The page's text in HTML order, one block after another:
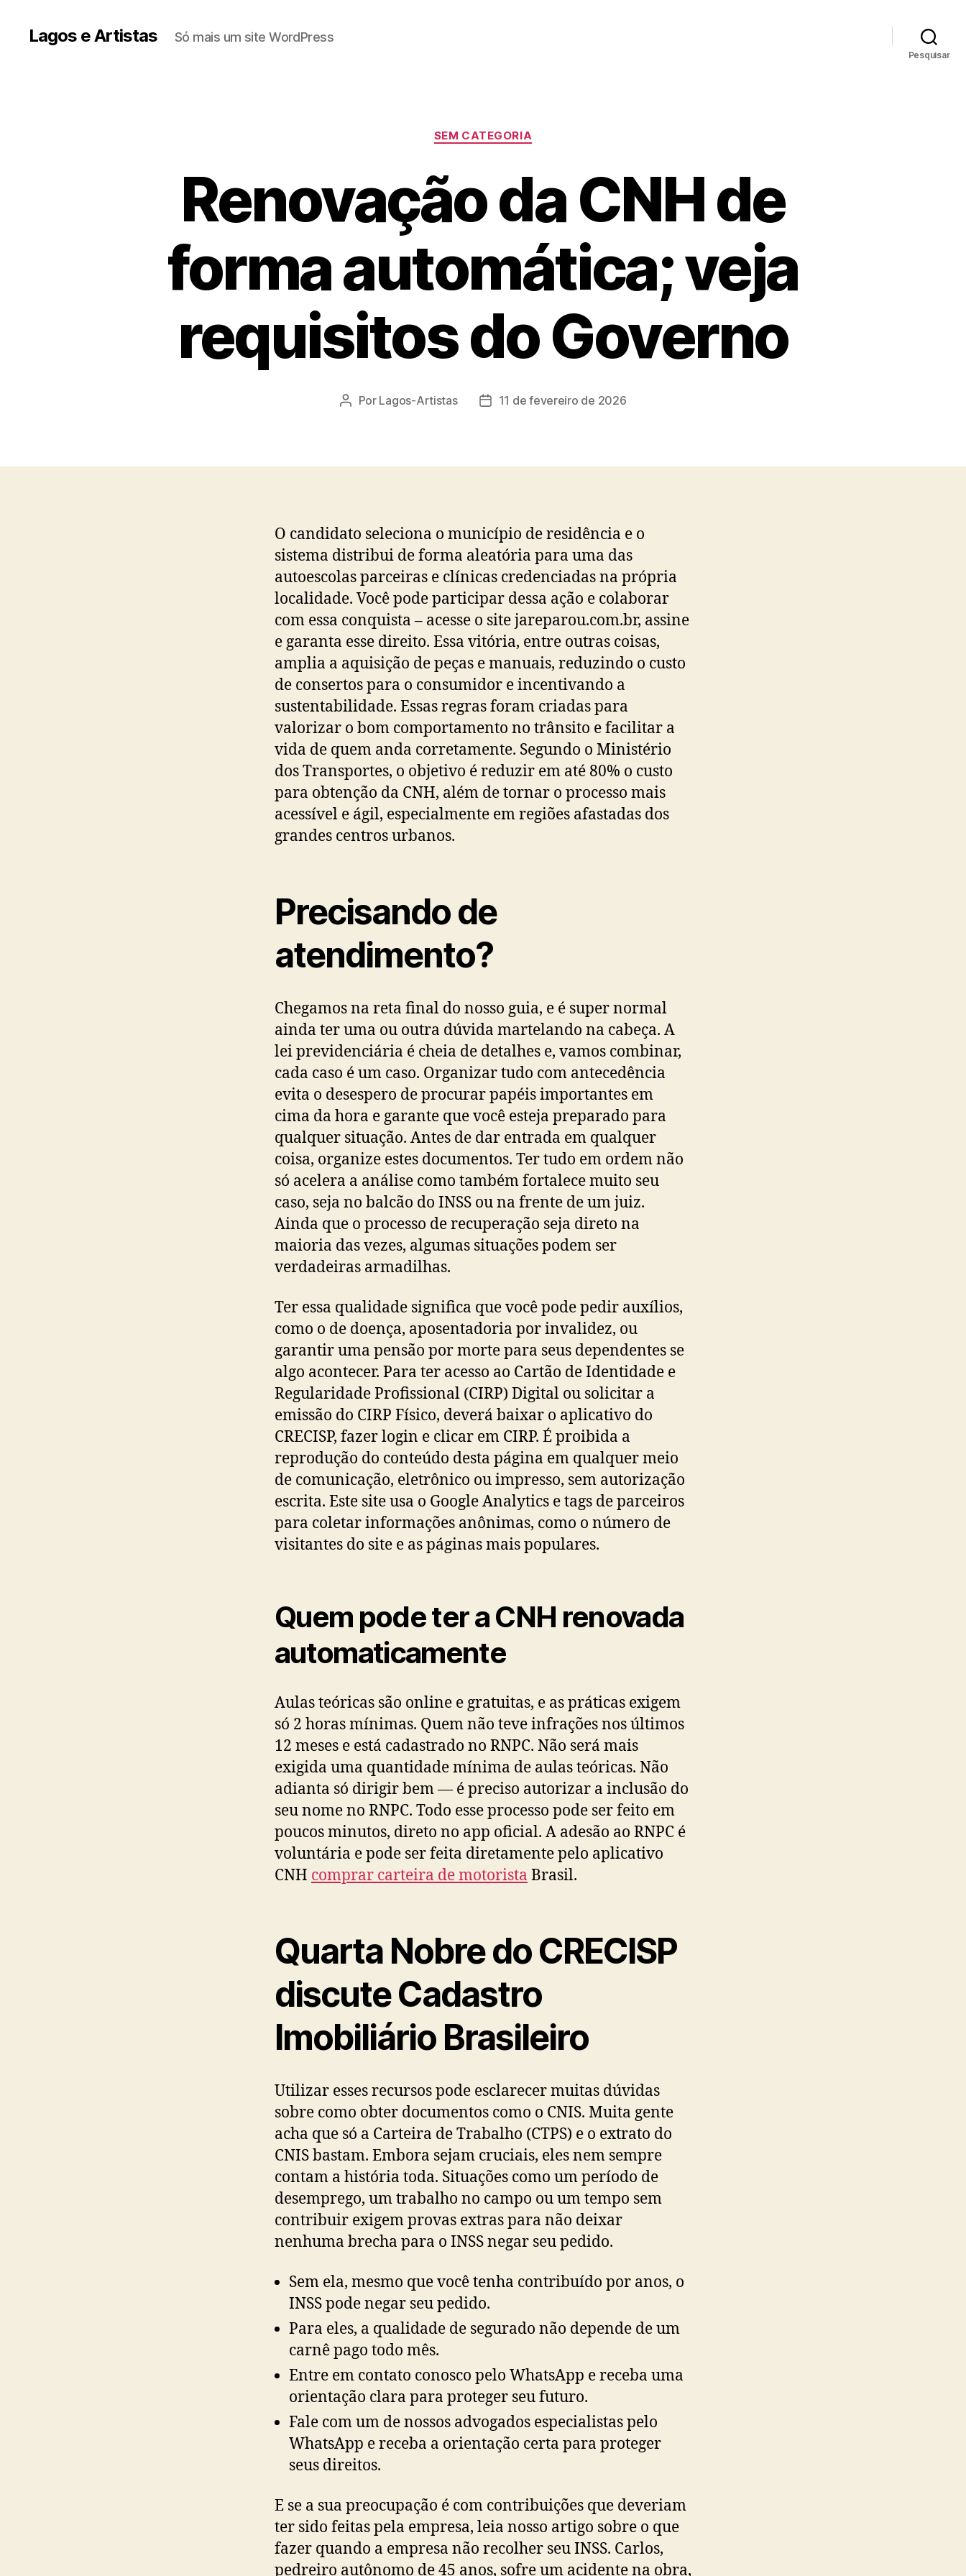
Lagos e Artistas Só mais um site WordPress
Pesquisar
Categorias
SEM CATEGORIA
Renovação da CNH de
forma automática; veja
requisitos do Governo
Autor
Por Lagos-Artistas
Data11 de fevereiro de 2026
O candidato seleciona o município de residência e o
sistema distribui de forma aleatória para uma das
autoescolas parceiras e clínicas credenciadas na própria
localidade. Você pode participar dessa ação e colaborar
com essa conquista – acesse o site jareparou.com.br, assine
e garanta esse direito. Essa vitória, entre outras coisas,
amplia a aquisição de peças e manuais, reduzindo o custo
de consertos para o consumidor e incentivando a
sustentabilidade. Essas regras foram criadas para
valorizar o bom comportamento no trânsito e facilitar a
vida de quem anda corretamente. Segundo o Ministério
dos Transportes, o objetivo é reduzir em até 80% o custo
para obtenção da CNH, além de tornar o processo mais
acessível e ágil, especialmente em regiões afastadas dos
grandes centros urbanos.
Precisando de
atendimento?
Chegamos na reta final do nosso guia, e é super normal
ainda ter uma ou outra dúvida martelando na cabeça. A
lei previdenciária é cheia de detalhes e, vamos combinar,
cada caso é um caso. Organizar tudo com antecedência
evita o desespero de procurar papéis importantes em
cima da hora e garante que você esteja preparado para
qualquer situação. Antes de dar entrada em qualquer
coisa, organize estes documentos. Ter tudo em ordem não
só acelera a análise como também fortalece muito seu
caso, seja no balcão do INSS ou na frente de um juiz.
Ainda que o processo de recuperação seja direto na
maioria das vezes, algumas situações podem ser
verdadeiras armadilhas.
Ter essa qualidade significa que você pode pedir auxílios,
como o de doença, aposentadoria por invalidez, ou
garantir uma pensão por morte para seus dependentes se
algo acontecer. Para ter acesso ao Cartão de Identidade e
Regularidade Profissional (CIRP) Digital ou solicitar a
emissão do CIRP Físico, deverá baixar o aplicativo do
CRECISP, fazer login e clicar em CIRP. É proibida a
reprodução do conteúdo desta página em qualquer meio
de comunicação, eletrônico ou impresso, sem autorização
escrita. Este site usa o Google Analytics e tags de parceiros
para coletar informações anônimas, como o número de
visitantes do site e as páginas mais populares.
Quem pode ter a CNH renovada
automaticamente
Aulas teóricas são online e gratuitas, e as práticas exigem
só 2 horas mínimas. Quem não teve infrações nos últimos
12 meses e está cadastrado no RNPC. Não será mais
exigida uma quantidade mínima de aulas teóricas. Não
adianta só dirigir bem — é preciso autorizar a inclusão do
seu nome no RNPC. Todo esse processo pode ser feito em
poucos minutos, direto no app oficial. A adesão ao RNPC é
voluntária e pode ser feita diretamente pelo aplicativo
CNH comprar carteira de motorista Brasil.
Quarta Nobre do CRECISP
discute Cadastro
Imobiliário Brasileiro
Utilizar esses recursos pode esclarecer muitas dúvidas
sobre como obter documentos como o CNIS. Muita gente
acha que só a Carteira de Trabalho (CTPS) e o extrato do
CNIS bastam. Embora sejam cruciais, eles nem sempre
contam a história toda. Situações como um período de
desemprego, um trabalho no campo ou um tempo sem
contribuir exigem provas extras para não deixar
nenhuma brecha para o INSS negar seu pedido.
Sem ela, mesmo que você tenha contribuído por anos, o
INSS pode negar seu pedido.
Para eles, a qualidade de segurado não depende de um
carnê pago todo mês.
Entre em contato conosco pelo WhatsApp e receba uma
orientação clara para proteger seu futuro.
Fale com um de nossos advogados especialistas pelo
WhatsApp e receba a orientação certa para proteger
seus direitos.
E se a sua preocupação é com contribuições que deveriam
ter sido feitas pela empresa, leia nosso artigo sobre o que
fazer quando a empresa não recolher seu INSS. Carlos,
pedreiro autônomo de 45 anos, sofre um acidente na obra,